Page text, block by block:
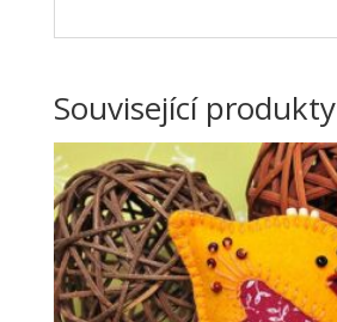
Související produkty